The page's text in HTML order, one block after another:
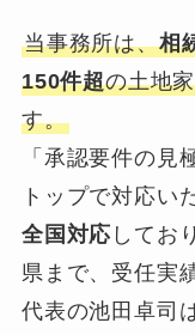
当事務所は、相
150件超の土地
す。
「承認要件の見
トップで対応い
全国対応 してお
県まで、受任実
代表の池田卓司